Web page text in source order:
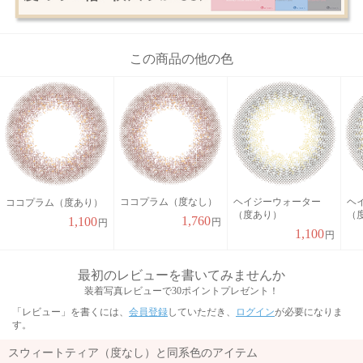
この商品の他の色
ココプラム（度あり）
1,100 円
ココプラム（度なし）
1,760 円
ヘイジーウォーター
（度あり）
1,100 円
ヘ
（
最初のレビューを書いてみませんか
装着写真レビューで30ポイントプレゼント！
「レビュー」を書くには、 会員登録していただき、 ログインが必要になりま
す。
スウィートティア（度なし）と同系色のアイテム